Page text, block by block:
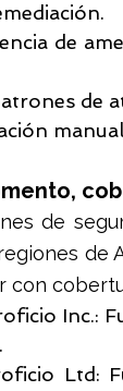
de
de
de
de
Inc.:
Ltd: